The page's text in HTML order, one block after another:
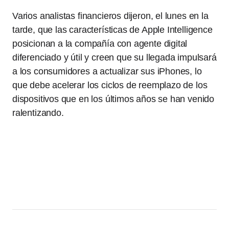
Varios analistas financieros dijeron, el lunes en la
tarde, que las características de Apple Intelligence
posicionan a la compañía con agente digital
diferenciado y útil y creen que su llegada impulsará
a los consumidores a actualizar sus iPhones, lo
que debe acelerar los ciclos de reemplazo de los
dispositivos que en los últimos años se han venido
ralentizando.